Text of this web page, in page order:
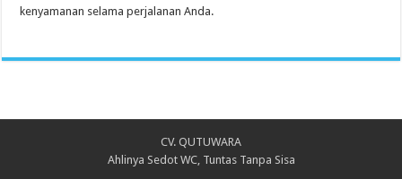
kenyamanan selama perjalanan Anda.
CV. QUTUWARA
Ahlinya Sedot WC, Tuntas Tanpa Sisa